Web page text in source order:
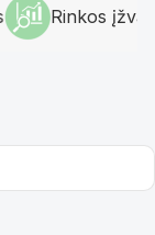
Rinkos